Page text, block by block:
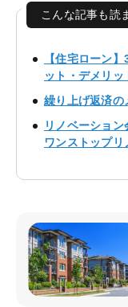
こんな記事も読
【住宅ローン
ット・デメリッ
繰り上げ返済の
リノベーショ
ワンストップ